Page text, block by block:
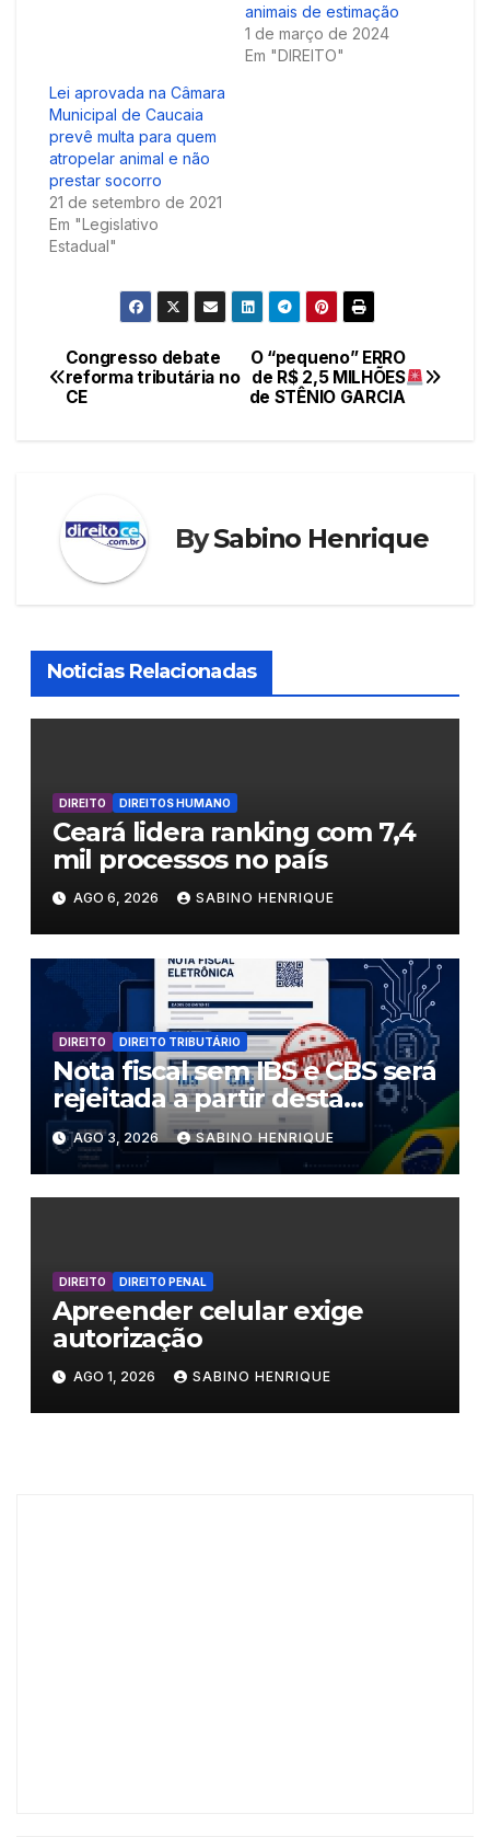
animais de estimação
1 de março de 2024
Em "DIREITO"
Lei aprovada na Câmara
Municipal de Caucaia
prevê multa para quem
atropelar animal e não
prestar socorro
21 de setembro de 2021
Em "Legislativo
Estadual"
Navegação
de
O “pequeno” ERRO
de R$ 2,5 MILHÕES
de STÊNIO GARCIA
Congresso debate
reforma tributária no
CE
BySabino Henrique
Noticias Relacionadas
DIREITO DIREITOS HUMANO
Ceará lidera ranking com 7,4
mil processos no país
AGO 6, 2026 SABINO HENRIQUE
DIREITO DIREITO TRIBUTÁRIO
Nota fiscal sem IBS e CBS será
rejeitada a partir desta
segunda-feira
AGO 3, 2026 SABINO HENRIQUE
DIREITO DIREITO PENAL
Apreender celular exige
autorização
AGO 1, 2026 SABINO HENRIQUE